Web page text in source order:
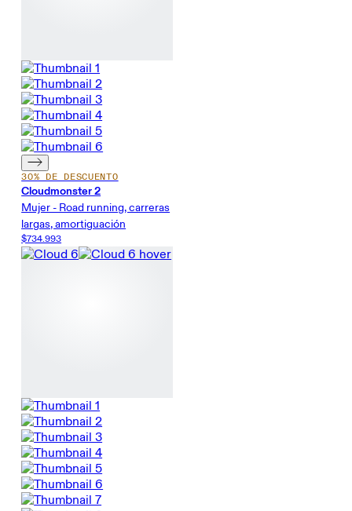
30% DE DESCUENTO
Cloudmonster 2
Mujer - Road running, carreras
largas, amortiguación
$734.993